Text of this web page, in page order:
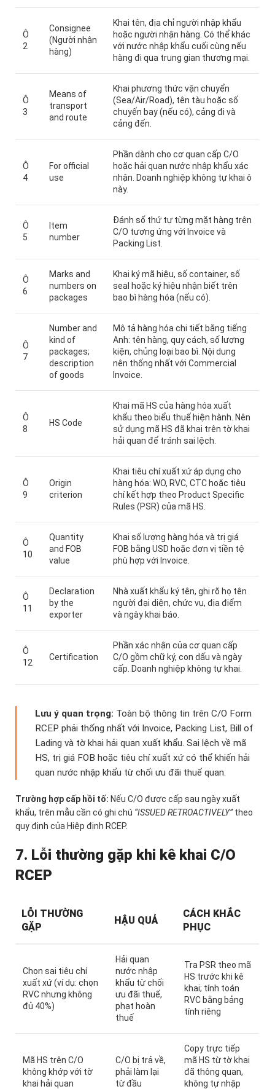
Ô
2
Consignee
(Người nhận
hàng)
Khai tên, địa chỉ người nhập khẩu
hoặc người nhận hàng. Có thể khác
với nước nhập khẩu cuối cùng nếu
hàng đi qua trung gian thương mại.
Ô
3
Means of
transport
and route
Khai phương thức vận chuyển
(Sea/Air/Road), tên tàu hoặc số
chuyến bay (nếu có), cảng đi và
cảng đến.
Ô
4
For official
use
Phần dành cho cơ quan cấp C/O
hoặc hải quan nước nhập khẩu xác
nhận. Doanh nghiệp không tự khai ô
này.
Ô
5
Item
number
Đánh số thứ tự từng mặt hàng trên
C/O tương ứng với Invoice và
Packing List.
Ô
6
Marks and
numbers on
packages
Khai ký mã hiệu, số container, số
seal hoặc ký hiệu nhận biết trên
bao bì hàng hóa (nếu có).
Ô
7
Number and
kind of
packages;
description
of goods
Mô tả hàng hóa chi tiết bằng tiếng
Anh: tên hàng, quy cách, số lượng
kiện, chủng loại bao bì. Nội dung
nên thống nhất với Commercial
Invoice.
Ô
8
HS Code
Khai mã HS của hàng hóa xuất
khẩu theo biểu thuế hiện hành. Nên
sử dụng mã HS đã khai trên tờ khai
hải quan để tránh sai lệch.
Ô
9
Origin
criterion
Khai tiêu chí xuất xứ áp dụng cho
hàng hóa: WO, RVC, CTC hoặc tiêu
chí kết hợp theo Product Specific
Rules (PSR) của mã HS.
Ô
10
Quantity
and FOB
value
Khai số lượng hàng hóa và trị giá
FOB bằng USD hoặc đơn vị tiền tệ
phù hợp với Invoice.
Ô
11
Declaration
by the
exporter
Nhà xuất khẩu ký tên, ghi rõ họ tên
người đại diện, chức vụ, địa điểm
và ngày khai báo.
Ô
12
Certification
Phần xác nhận của cơ quan cấp
C/O gồm chữ ký, con dấu và ngày
cấp. Doanh nghiệp không tự khai.
Lưu ý quan trọng: Toàn bộ thông tin trên C/O Form
RCEP phải thống nhất với Invoice, Packing List, Bill of
Lading và tờ khai hải quan xuất khẩu. Sai lệch về mã
HS, trị giá FOB hoặc tiêu chí xuất xứ có thể khiến hải
quan nước nhập khẩu từ chối ưu đãi thuế quan.
Trường hợp cấp hồi tố: Nếu C/O được cấp sau ngày xuất
khẩu, trên mẫu cần có ghi chú “ISSUED RETROACTIVELY”theo
quy định của Hiệp định RCEP.
7. Lỗi thường gặp khi kê khai C/O
RCEP
LỖI THƯỜNG
GẶP
HẬU QUẢ
CÁCH KHẮC
PHỤC
Chọn sai tiêu chí
xuất xứ (ví dụ: chọn
RVC nhưng không
đủ 40%)
Hải quan
nước nhập
khẩu từ chối
ưu đãi thuế,
phạt hoàn
thuế
Tra PSR theo mã
HS trước khi kê
khai; tính toán
RVC bằng bảng
tính riêng
Mã HS trên C/O
không khớp với tờ
khai hải quan
C/O bị trả về,
phải làm lại
từ đầu
Copy trực tiếp
mã HS từ tờ khai
đã thông quan,
không tự nhập